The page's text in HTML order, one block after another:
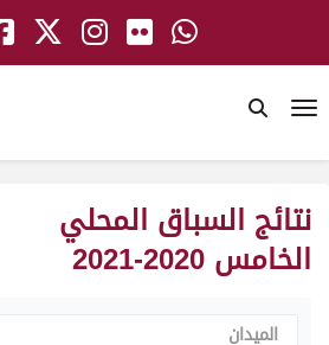
نتائج السباق المحلي
الخامس 2020-2021
الميدان